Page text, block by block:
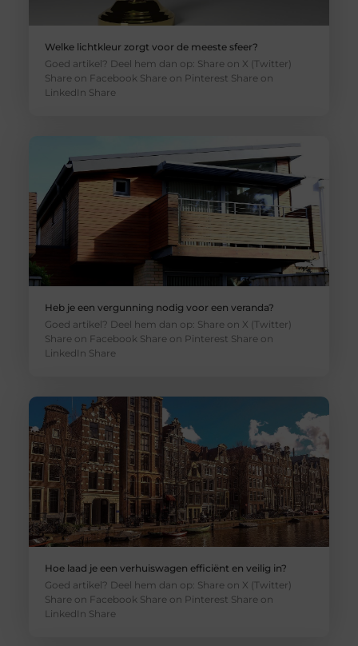
Welke lichtkleur zorgt voor de meeste sfeer?
Goed artikel? Deel hem dan op: Share on X (Twitter)
Share on Facebook Share on Pinterest Share on
LinkedIn Share
Heb je een vergunning nodig voor een veranda?
Goed artikel? Deel hem dan op: Share on X (Twitter)
Share on Facebook Share on Pinterest Share on
LinkedIn Share
Hoe laad je een verhuiswagen efficiënt en veilig in?
Goed artikel? Deel hem dan op: Share on X (Twitter)
Share on Facebook Share on Pinterest Share on
LinkedIn Share